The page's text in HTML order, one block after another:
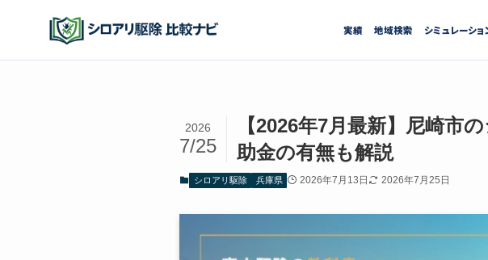
実績 地域検索 シミュレーショ
【2026年7月最新】尼崎市
助金の有無も解説
2026
7/25
シロアリ駆除 兵庫県 2026年7月13日 2026年7月25日